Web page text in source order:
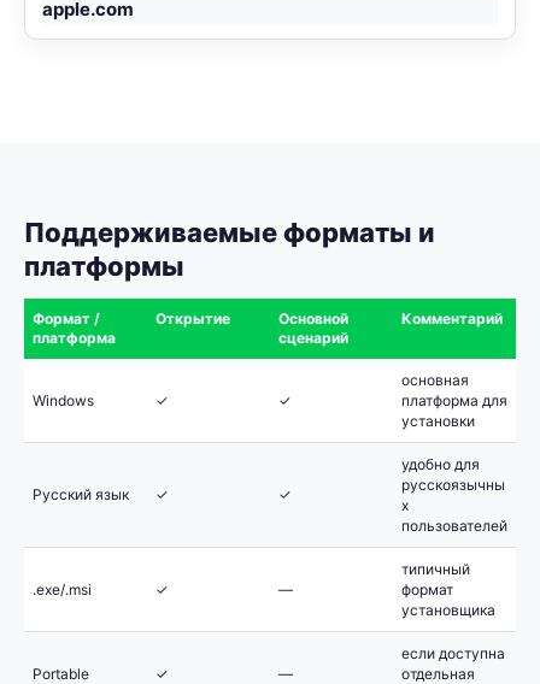
apple.com
Поддерживаемые форматы и
платформы
Формат /
платформа
Открытие
Основной
сценарий
Комментарий
Windows ✓ ✓
основная
платформа для
установки
Русский язык ✓ ✓
удобно для
русскоязычны
х
пользователей
.exe/.msi ✓ —
типичный
формат
установщика
Portable ✓ —
если доступна
отдельная